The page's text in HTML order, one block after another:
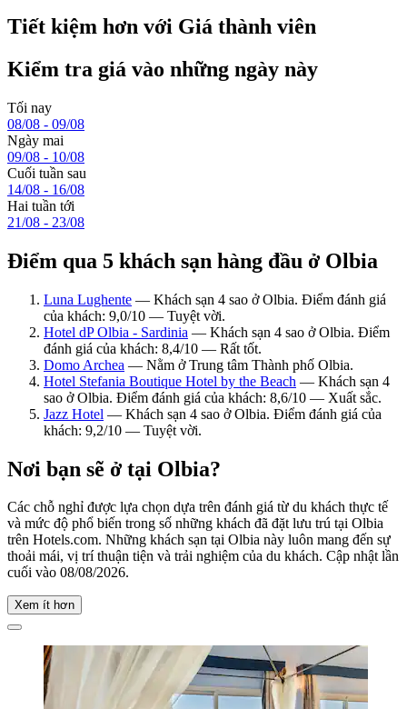
Tiết kiệm hơn với Giá thành viên
Kiểm tra giá vào những ngày này
Tối nay
08/08 - 09/08
Ngày mai
09/08 - 10/08
Cuối tuần sau
14/08 - 16/08
Hai tuần tới
21/08 - 23/08
Điểm qua 5 khách sạn hàng đầu ở Olbia
Luna Lughente — Khách sạn 4 sao ở Olbia. Điểm đánh giá
của khách: 9,0/10 — Tuyệt vời.
Hotel dP Olbia - Sardinia — Khách sạn 4 sao ở Olbia. Điểm
đánh giá của khách: 8,4/10 — Rất tốt.
Domo Archea — Nằm ở Trung tâm Thành phố Olbia.
Hotel Stefania Boutique Hotel by the Beach — Khách sạn 4
sao ở Olbia. Điểm đánh giá của khách: 8,6/10 — Xuất sắc.
Jazz Hotel — Khách sạn 4 sao ở Olbia. Điểm đánh giá của
khách: 9,2/10 — Tuyệt vời.
Nơi bạn sẽ ở tại Olbia?
Các chỗ nghỉ được lựa chọn dựa trên đánh giá từ du khách thực tế
và mức độ phổ biến trong số những khách đã đặt lưu trú tại Olbia
trên Hotels.com. Những khách sạn tại Olbia này luôn mang đến sự
thoải mái, vị trí thuận tiện và trải nghiệm của du khách. Cập nhật lần
cuối vào 08/08/2026.
Xem ít hơn